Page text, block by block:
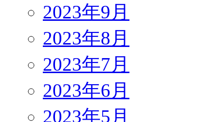
2023年9月
2023年8月
2023年7月
2023年6月
2023年5月